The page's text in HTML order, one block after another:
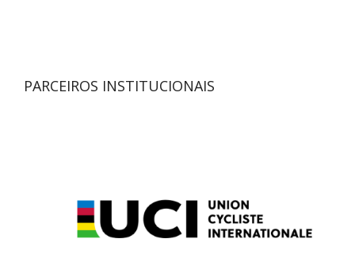
PARCEIROS INSTITUCIONAIS